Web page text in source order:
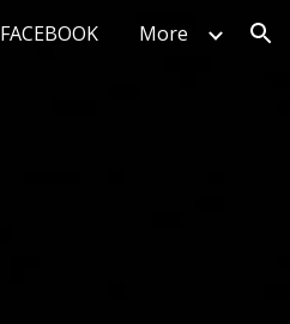
FACEBOOK More